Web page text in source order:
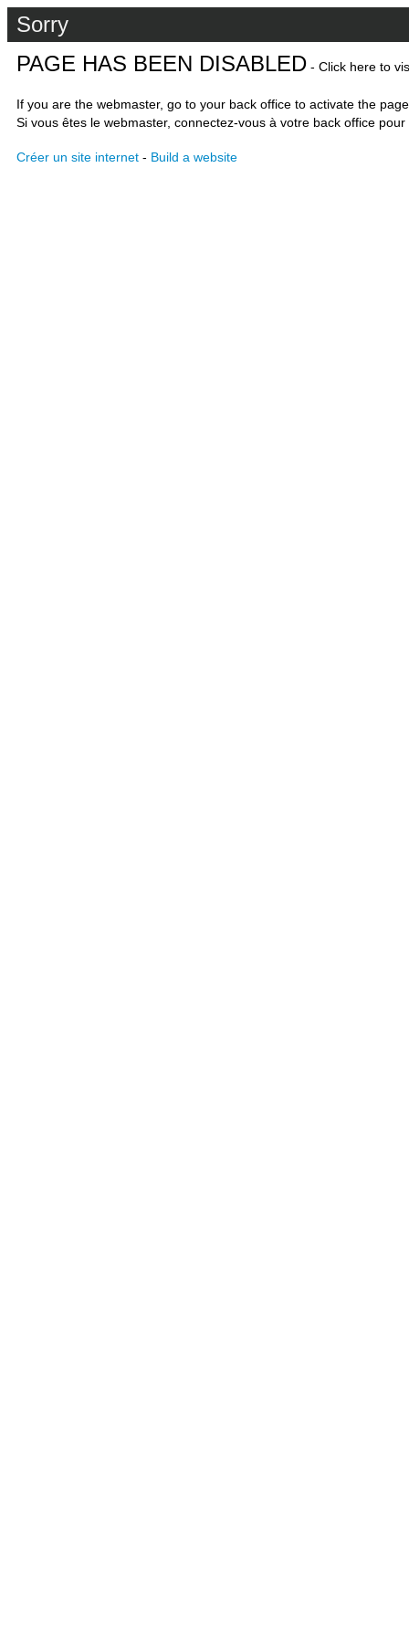
Sorry
PAGE HAS BEEN DISABLED - Click here to
If you are the webmaster, go to your back office to activate the
Si vous êtes le webmaster, connectez-vous à votre back office
Créer un site internet - Build a website